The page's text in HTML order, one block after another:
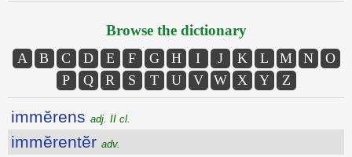
Browse the dictionary
A B C D E F G H I J K L M N
O
P
Q R S T U V W X Y Z
immĕrens adj. II cl.
immĕrentĕr adv.